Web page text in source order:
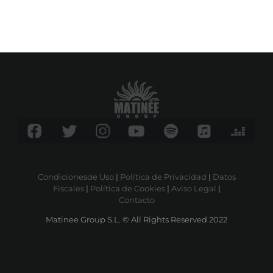
Condicionesde Uso| Política de Privacidad | Datos
Fiscales| Política de Cookies| Aviso Legal |
Contacto
Matinee Group S.L. © All Rights Reserved 2022